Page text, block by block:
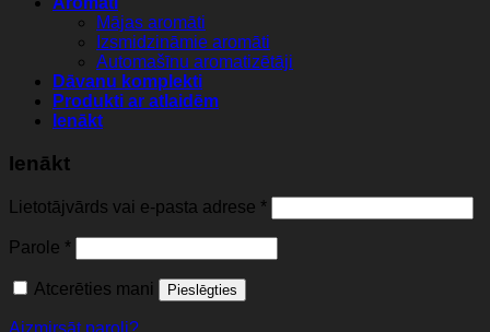
Mājas aromāti
Izsmidzināmie aromāti
Automašīnu aromatizētāji
Dāvanu komplekti
Produkti ar atlaidēm
Ienākt
Ienākt
Lietotājvārds vai e-pasta adrese *
Parole *
Atcerēties mani Pieslēgties
Aizmirsāt paroli?